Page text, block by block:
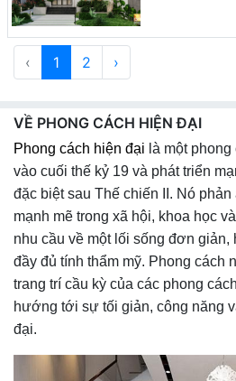
‹ 1 2 ›
VỀ PHONG CÁCH HIỆN ĐẠI
Phong cách hiện đại là một
vào cuối thế kỷ 19 và phát triển
đặc biệt sau Thế chiến II. Nó
mạnh mẽ trong xã hội, khoa học
nhu cầu về một lối sống đơn giản,
đầy đủ tính thẩm mỹ. Phong cách
trang trí cầu kỳ của các phong
hướng tới sự tối giản, công năng
đại.